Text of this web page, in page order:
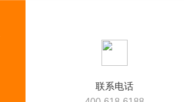
联系电话